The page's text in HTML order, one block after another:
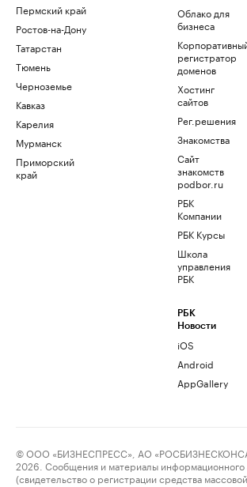
Пермский край
Ростов-на-Дону
Татарстан
Тюмень
Черноземье
Кавказ
Карелия
Мурманск
Приморский
край
Облако для
бизнеса
регистратор
доменов
Хостинг
сайтов
Рег.решения
Знакомства
Сайт
знакомств
podbor.ru
РБК
Компании
РБК Курсы
Школа
управления
РБК
РБК
Новости
iOS
Android
AppGallery
© ООО «БИЗНЕСПРЕСС», АО
2026. Сообщения и материалы информационного
(свидетельство о регистрации средства